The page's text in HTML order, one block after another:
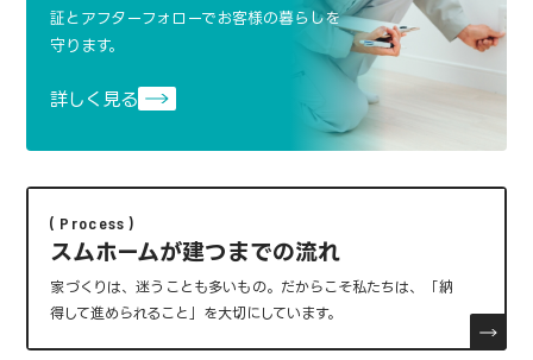
証と アフターフォローでお客様の暮らしを
守ります。
詳しく見る
Process
スムホームが建つまでの流れ
家づくりは、迷うことも多いもの。 だからこそ私たちは、「納
得して進められること」を大切にしています。